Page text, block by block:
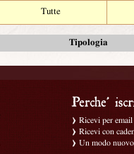
Tutte
Tipologia
Ricevi per
Ricevi con
Un modo